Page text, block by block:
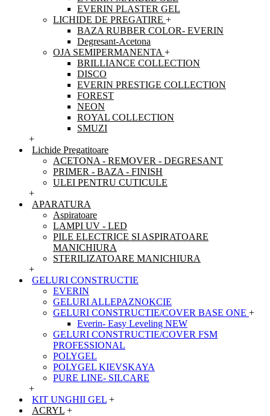
EVERIN PLASTER GEL
LICHIDE DE PREGATIRE +
BAZA RUBBER COLOR- EVERIN
Degresant-Acetona
OJA SEMIPERMANENTA +
BRILLIANCE COLLECTION
DISCO
EVERIN PRESTIGE COLLECTION
FOREST
NEON
ROYAL COLLECTION
SMUZI
+
Lichide Pregatitoare
ACETONA - REMOVER - DEGRESANT
PRIMER - BAZA - FINISH
ULEI PENTRU CUTICULE
+
APARATURA
Aspiratoare
LAMPI UV - LED
PILE ELECTRICE SI ASPIRATOARE
MANICHIURA
STERILIZATOARE MANICHIURA
+
GELURI CONSTRUCTIE
EVERIN
GELURI ALLEPAZNOKCIE
GELURI CONSTRUCTIE/COVER BASE ONE +
Everin- Easy Leveling NEW
GELURI CONSTRUCTIE/COVER FSM
PROFESSIONAL
POLYGEL
POLYGEL KIEVSKAYA
PURE LINE- SILCARE
+
KIT UNGHII GEL +
ACRYL +